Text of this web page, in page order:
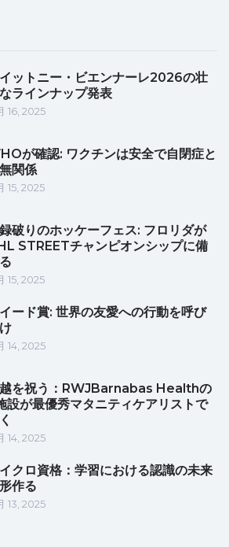
ットニー・ビエンナーレ2026の壮
ラインナップ発表
16, 2025
が確認: ワクチンは安全で自閉症と
関係
15, 2025
破りのホッケーフェス: フロリダが
STREETチャンピオンシップに備
15, 2025
ード賞: 世界の友愛への行動を呼び
14, 2025
を祝う：RWJBarnabas Healthの
設が最優秀マタニティケアリストで
14, 2025
クロ資格：学習における認識の未来
作る
13, 2025